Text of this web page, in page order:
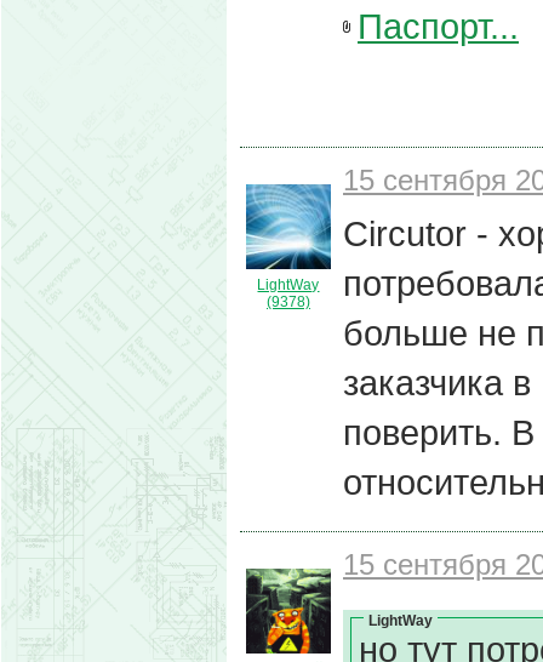
Паспорт...
LightWay
(9378)
15 сентября
Circutor -
больше не
заказчика
поверить.
15 сентября
LightWay
но тут